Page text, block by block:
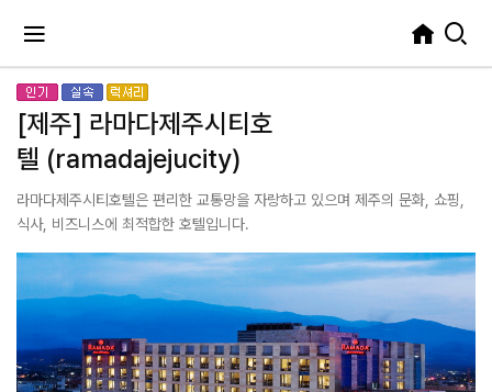
[제주] 라마다제주시티호
텔 (ramadajejucity)
라마다제주시티호텔은 편리한 교통망을 자랑하고 있으며 제주의 문화, 쇼핑,
식사, 비즈니스에 최적합한 호텔입니다.